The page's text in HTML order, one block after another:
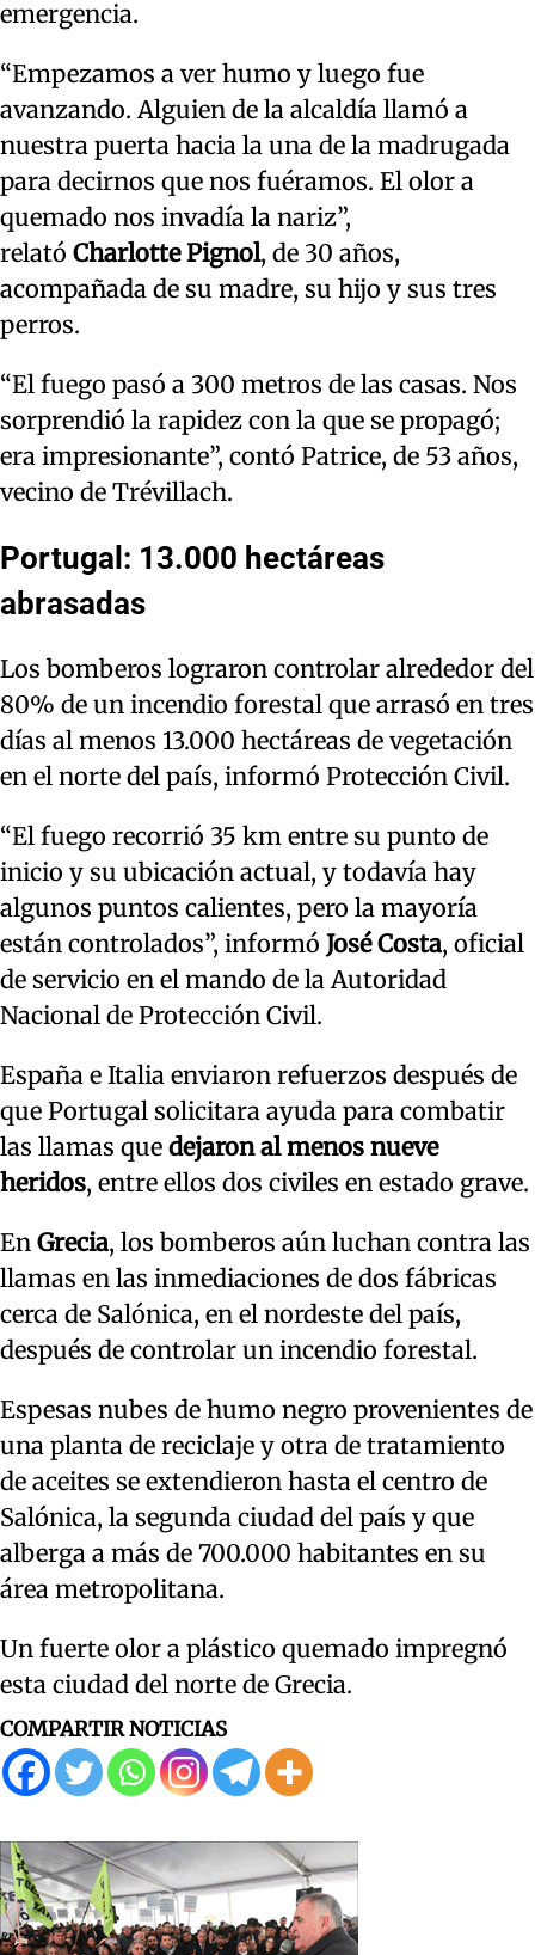
emergencia.
“Empezamos a ver humo y luego fue
avanzando. Alguien de la alcaldía llamó a
nuestra puerta hacia la una de la madrugada
para decirnos que nos fuéramos. El olor a
quemado nos invadía la nariz”,
relató Charlotte Pignol, de 30 años,
acompañada de su madre, su hijo y sus tres
perros.
“El fuego pasó a 300 metros de las casas. Nos
sorprendió la rapidez con la que se propagó;
era impresionante”, contó Patrice, de 53 años,
vecino de Trévillach.
Portugal: 13.000 hectáreas
abrasadas
Los bomberos lograron controlar alrededor del
80% de un incendio forestal que arrasó en tres
días al menos 13.000 hectáreas de vegetación
en el norte del país, informó Protección Civil.
“El fuego recorrió 35 km entre su punto de
inicio y su ubicación actual, y todavía hay
algunos puntos calientes, pero la mayoría
están controlados”, informó José Costa, oficial
de servicio en el mando de la Autoridad
Nacional de Protección Civil.
España e Italia enviaron refuerzos después de
que Portugal solicitara ayuda para combatir
las llamas que dejaron al menos nueve
heridos, entre ellos dos civiles en estado grave.
En Grecia, los bomberos aún luchan contra las
llamas en las inmediaciones de dos fábricas
cerca de Salónica, en el nordeste del país,
después de controlar un incendio forestal.
Espesas nubes de humo negro provenientes de
una planta de reciclaje y otra de tratamiento
de aceites se extendieron hasta el centro de
Salónica, la segunda ciudad del país y que
alberga a más de 700.000 habitantes en su
área metropolitana.
Un fuerte olor a plástico quemado impregnó
esta ciudad del norte de Grecia.
COMPARTIR NOTICIAS